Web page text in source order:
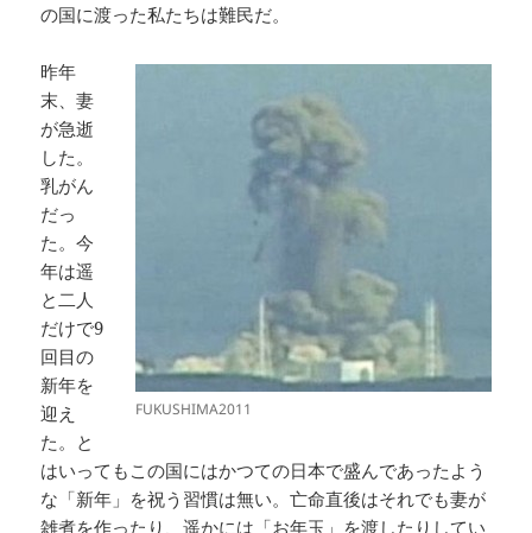
の国に渡った私たちは難民だ。
FUKUSHIMA2011
昨年
末、妻
が急逝
した。
乳がん
だっ
た。今
年は遥
と二人
だけで9
回目の
新年を
迎え
た。と
はいってもこの国にはかつての日本で盛んであったよう
な「新年」を祝う習慣は無い。亡命直後はそれでも妻が
雑煮を作ったり、遥かには「お年玉」を渡したりしてい